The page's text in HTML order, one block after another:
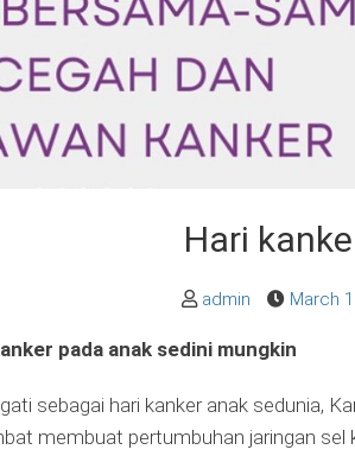
Hari
admin March
pada anak sedini mungkin
sebagai hari kanker anak sedunia,
membuat pertumbuhan jaringan